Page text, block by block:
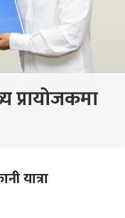
प्रायोजकमा
यात्रा